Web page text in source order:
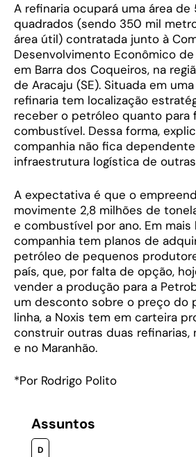
A refinaria ocupará uma área
quadrados (sendo 350 mil
área útil) contratada junto à
Desenvolvimento Econômico
em Barra dos Coqueiros, na
de Aracaju (SE). Situada em
refinaria tem localização
receber o petróleo quanto para
combustível. Dessa forma,
companhia não fica
infraestrutura logística de
A expectativa é que o
movimente 2,8 milhões de
e combustível por ano. Em mais
companhia tem planos de
petróleo de pequenos
país, que, por falta de opção,
vender a produção para a
um desconto sobre o preço do
linha, a Noxis tem em carteira
construir outras duas refinarias,
e no Maranhão.
*Por Rodrigo Polito
Assuntos
D